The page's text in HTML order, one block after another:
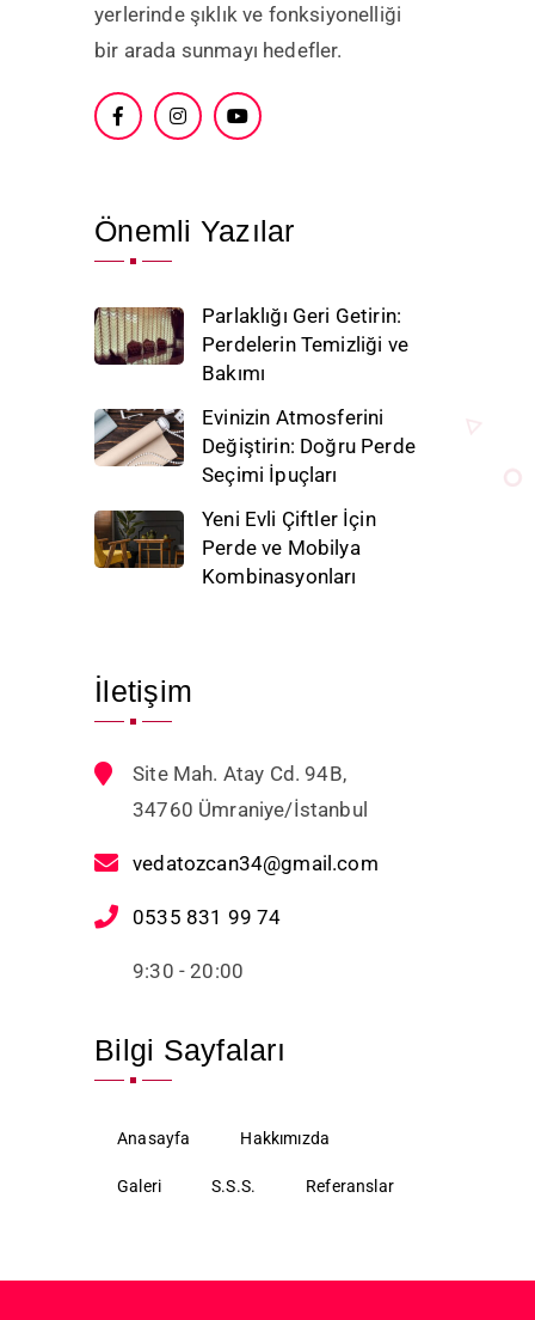
yerlerinde şıklık ve fonksiyonelliği
bir arada sunmayı hedefler.
Önemli Yazılar
Parlaklığı Geri Getirin:
Perdelerin Temizliği ve
Bakımı
Evinizin Atmosferini
Değiştirin: Doğru Perde
Seçimi İpuçları
Yeni Evli Çiftler İçin
Perde ve Mobilya
Kombinasyonları
İletişim
Site Mah. Atay Cd. 94B,
34760 Ümraniye/İstanbul
vedatozcan34@gmail.com
0535 831 99 74
9:30 - 20:00
Bilgi Sayfaları
Anasayfa Hakkımızda
Galeri S.S.S. Referanslar